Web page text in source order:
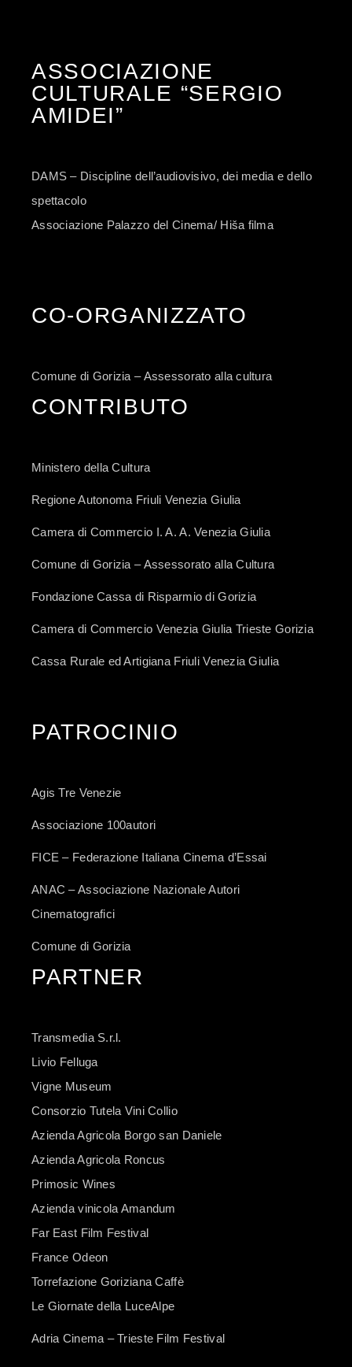
ASSOCIAZIONE
CULTURALE “SERGIO
AMIDEI”
DAMS – Discipline dell’audiovisivo, dei media e dello
spettacolo
Associazione Palazzo del Cinema/ Hiša filma
CO-ORGANIZZATO
Comune di Gorizia – Assessorato alla cultura
CONTRIBUTO
Ministero della Cultura
Regione Autonoma Friuli Venezia Giulia
Camera di Commercio I. A. A. Venezia Giulia
Comune di Gorizia – Assessorato alla Cultura
Fondazione Cassa di Risparmio di Gorizia
Camera di Commercio Venezia Giulia Trieste Gorizia
Cassa Rurale ed Artigiana Friuli Venezia Giulia
PATROCINIO
Agis Tre Venezie
Associazione 100autori
FICE – Federazione Italiana Cinema d’Essai
ANAC – Associazione Nazionale Autori
Cinematografici
Comune di Gorizia
PARTNER
Transmedia S.r.l.
Livio Felluga
Vigne Museum
Consorzio Tutela Vini Collio
Azienda Agricola Borgo san Daniele
Azienda Agricola Roncus
Primosic Wines
Azienda vinicola Amandum
Far East Film Festival
France Odeon
Torrefazione Goriziana Caffè
Le Giornate della LuceAlpe
Adria Cinema – Trieste Film Festival